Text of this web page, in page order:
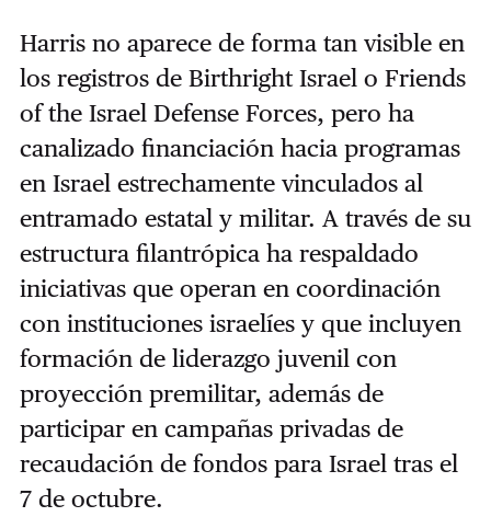
Harris no aparece de forma tan visible en
los registros de Birthright Israel o Friends
of the Israel Defense Forces, pero ha
canalizado financiación hacia programas
en Israel estrechamente vinculados al
entramado estatal y militar. A través de su
estructura filantrópica ha respaldado
iniciativas que operan en coordinación
con instituciones israelíes y que incluyen
formación de liderazgo juvenil con
proyección premilitar, además de
participar en campañas privadas de
recaudación de fondos para Israel tras el
7 de octubre.